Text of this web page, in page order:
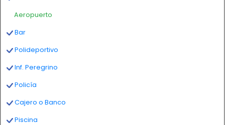
Aeropuerto
Bar
Polideportivo
Inf. Peregrino
Policía
Cajero o Banco
Piscina